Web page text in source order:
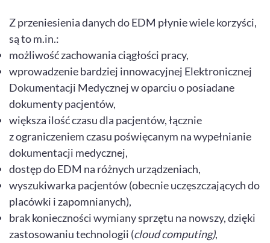
Z przeniesienia danych do EDM płynie wiele korzyści,
są to m.in.:
możliwość zachowania ciągłości pracy,
wprowadzenie bardziej innowacyjnej Elektronicznej
Dokumentacji Medycznej w oparciu o posiadane
dokumenty pacjentów,
większa ilość czasu dla pacjentów, łącznie
z ograniczeniem czasu poświęcanym na wypełnianie
dokumentacji medycznej,
dostęp do EDM na różnych urządzeniach,
wyszukiwarka pacjentów (obecnie uczęszczających do
placówki i zapomnianych),
brak konieczności wymiany sprzętu na nowszy, dzięki
zastosowaniu technologii (cloud computing),